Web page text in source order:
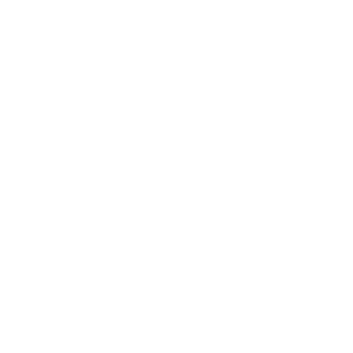
desideri realizzare candele belle e
attività imprenditoriale, questo kit fornisce gli
risplenda!